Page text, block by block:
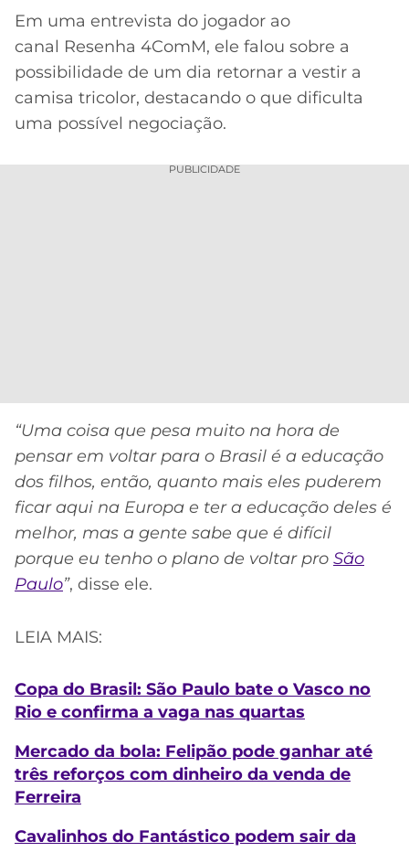
Em uma entrevista do jogador ao
canal Resenha 4ComM, ele falou sobre a
possibilidade de um dia retornar a vestir a
camisa tricolor, destacando o que dificulta
uma possível negociação.
PUBLICIDADE
“Uma coisa que pesa muito na hora de
pensar em voltar para o Brasil é a educação
dos filhos, então, quanto mais eles puderem
ficar aqui na Europa e ter a educação deles é
melhor, mas a gente sabe que é difícil
porque eu tenho o plano de voltar pro São
Paulo”, disse ele.
LEIA MAIS:
Copa do Brasil: São Paulo bate o Vasco no
Rio e confirma a vaga nas quartas
Mercado da bola: Felipão pode ganhar até
três reforços com dinheiro da venda de
Ferreira
Cavalinhos do Fantástico podem sair da